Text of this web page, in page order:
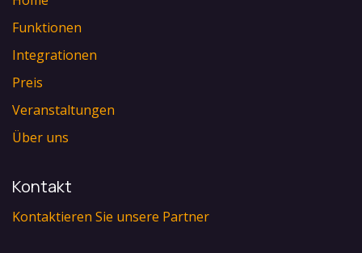
Funktionen
Integrationen
Preis
Veranstaltungen
Über uns
Kontakt
Kontaktieren Sie unsere Partner